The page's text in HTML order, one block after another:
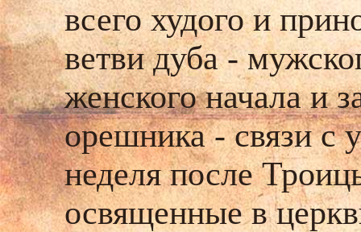
всего худого и
ветви дуба -
женского начала и
орешника - связи
неделя после
освященные в